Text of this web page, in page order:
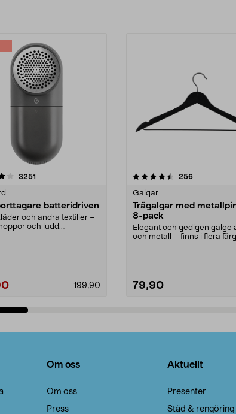
3251
batteridriven
och andra textilier –
och ludd.
199,90
4.5av 5 stjärnor 256recensioner
Galgar
Trägalgar med
8-pack
Elegant och gedigen galge
och metall – finns i flera
79,90
4.0av 5 stjärnor
Om oss
Om oss
Press
Aktuellt
Presenter
Städ & rengöring